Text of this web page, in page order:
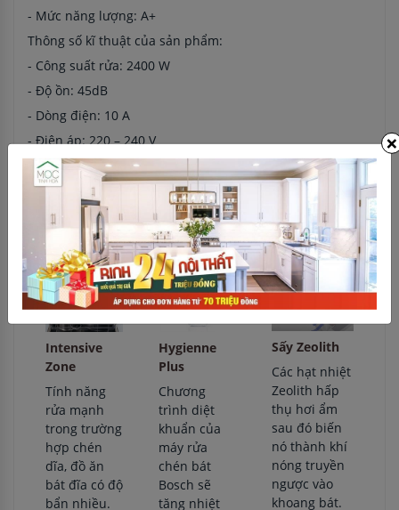
- Mức năng lượng: A+
Thông số kĩ thuật của sản phẩm:
- Công suất rửa: 2400 W
- Độ ồn: 45dB
- Dòng điện: 10 A
- Điện áp: 220 – 240 V
- Kích thước sản phẩm: 595 x 595 x 500 mm (H x W x D)
CÔNG NGHỆ MÁY RỬA CHÉN BÁT BOSCH (THEO
CÁC SERI) :
Intensive
Zone
Tính năng
rửa mạnh
trong trường
hợp chén
dĩa, đồ ăn
bát đĩa có độ
bẩn nhiều.
Hygienne
Plus
Chương
trình diệt
khuẩn của
máy rửa
chén bát
Bosch sẽ
tăng nhiệt
Sấy Zeolith
Các hạt nhiệt
Zeolith hấp
thụ hơi ẩm
sau đó biến
nó thành khí
nóng truyền
ngược vào
khoang bát.
×